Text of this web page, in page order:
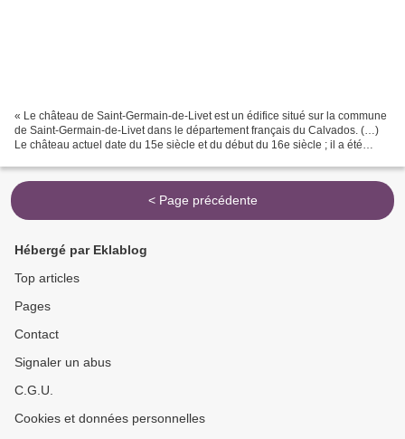
« Le château de Saint-Germain-de-Livet est un édifice situé sur la commune
de Saint-Germain-de-Livet dans le département français du Calvados. (…)
Le château actuel date du 15e siècle et du début du 16e siècle ; il a été
< Page précédente
Hébergé par Eklablog
Top articles
Pages
Contact
Signaler un abus
C.G.U.
Cookies et données personnelles